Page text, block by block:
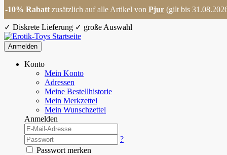
✓ Diskrete Lieferung ✓ große Auswahl
Anmelden
Konto
Mein Konto
Adressen
Meine Bestellhistorie
Mein Merkzettel
Mein Wunschzettel
Anmelden
?
Passwort merken
-10% Rabatt zusätzlich auf alle Artikel von Pjur (gilt bis